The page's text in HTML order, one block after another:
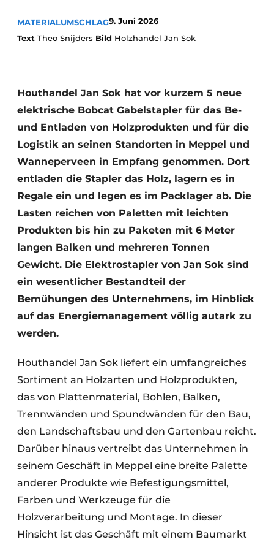
MATERIALUMSCHLAG9. Juni 2026
Text Theo Snijders Bild Holzhandel Jan Sok
Houthandel Jan Sok hat vor kurzem 5 neue
elektrische Bobcat Gabelstapler für das Be-
und Entladen von Holzprodukten und für die
Logistik an seinen Standorten in Meppel und
Wanneperveen in Empfang genommen. Dort
entladen die Stapler das Holz, lagern es in
Regale ein und legen es im Packlager ab. Die
Lasten reichen von Paletten mit leichten
Produkten bis hin zu Paketen mit 6 Meter
langen Balken und mehreren Tonnen
Gewicht. Die Elektrostapler von Jan Sok sind
ein wesentlicher Bestandteil der
Bemühungen des Unternehmens, im Hinblick
auf das Energiemanagement völlig autark zu
werden.
Houthandel Jan Sok liefert ein umfangreiches
Sortiment an Holzarten und Holzprodukten,
das von Plattenmaterial, Bohlen, Balken,
Trennwänden und Spundwänden für den Bau,
den Landschaftsbau und den Gartenbau reicht.
Darüber hinaus vertreibt das Unternehmen in
seinem Geschäft in Meppel eine breite Palette
anderer Produkte wie Befestigungsmittel,
Farben und Werkzeuge für die
Holzverarbeitung und Montage. In dieser
Hinsicht ist das Geschäft mit einem Baumarkt